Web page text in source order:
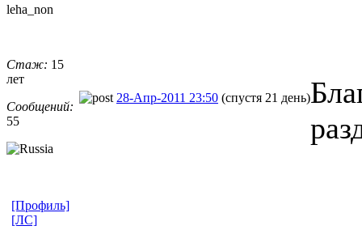
leha_non
Стаж: 15
лет
Сообщений:
55
28-Апр-2011 23:50 (спустя 21 день)
[Профиль]
[ЛС]